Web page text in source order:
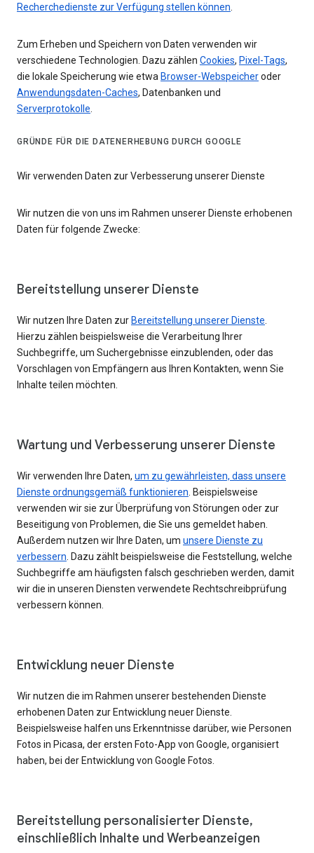
Recherchedienste zur Verfügung stellen können.
Zum Erheben und Speichern von Daten verwenden wir
verschiedene Technologien. Dazu zählen Cookies, Pixel-Tags,
die lokale Speicherung wie etwa Browser-Webspeicheroder
Anwendungsdaten-Caches, Datenbanken und
Serverprotokolle.
GRÜNDE FÜR DIE DATENERHEBUNG DURCH GOOGLE
Wir verwenden Daten zur Verbesserung unserer Dienste
Wir nutzen die von uns im Rahmen unserer Dienste erhobenen
Daten für folgende Zwecke:
Bereitstellung unserer Dienste
Wir nutzen Ihre Daten zur Bereitstellung unserer Dienste
Hierzu zählen beispielsweise die Verarbeitung Ihrer
Suchbegriffe, um Suchergebnisse einzublenden, oder das
Vorschlagen von Empfängern aus Ihren Kontakten, wenn Sie
Inhalte teilen möchten.
Wartung und Verbesserung unserer Dienste
Wir verwenden Ihre Daten, um zu gewährleisten, dass unsere
Dienste ordnungsgemäß funktionieren . Beispielsweise
verwenden wir sie zur Überprüfung von Störungen oder zur
Beseitigung von Problemen, die Sie uns gemeldet haben.
Außerdem nutzen wir Ihre Daten, um unsere Dienste zu
verbessern . Dazu zählt beispielsweise die Feststellung, welche
Suchbegriffe am häufigsten falsch geschrieben werden, damit
wir die in unseren Diensten verwendete Rechtschreibprüfung
verbessern können.
Entwicklung neuer Dienste
Wir nutzen die im Rahmen unserer bestehenden Dienste
erhobenen Daten zur Entwicklung neuer Dienste.
Beispielsweise halfen uns Erkenntnisse darüber, wie Personen
Fotos in Picasa, der ersten Foto-App von Google, organisiert
haben, bei der Entwicklung von Google Fotos.
Bereitstellung personalisierter Dienste,
einschließlich Inhalte und Werbeanzeigen